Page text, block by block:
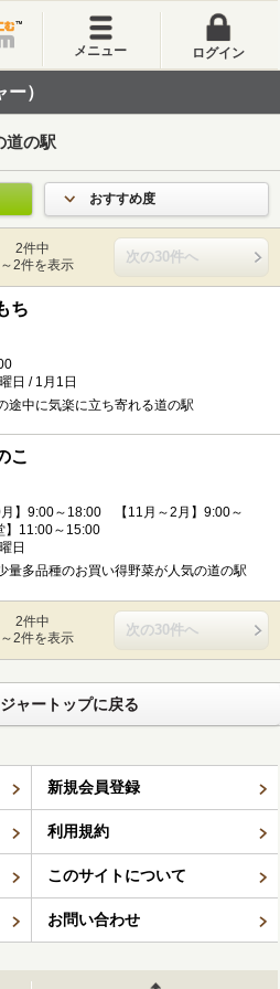
メニュー ログイン
）
道の駅
おすすめ度
2件中
2件を表示
次の30件へ
ち
日 / 1月1日
途中に気楽に立ち寄れる道の駅
こ
月】9:00～18:00 【11月～2月】9:00～
11:00～15:00
日
量多品種のお買い得野菜が人気の道の駅
2件中
2件を表示
次の30件へ
ャートップに戻る
新規会員登録
利用規約
このサイトについて
お問い合わせ